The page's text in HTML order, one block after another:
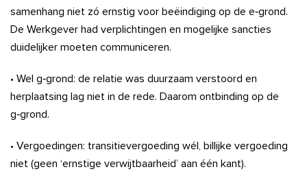
samenhang niet zó ernstig voor beëindiging op de e‑grond.
De Werkgever had verplichtingen en mogelijke sancties
duidelijker moeten communiceren.
• Wel g‑grond: de relatie was duurzaam verstoord en
herplaatsing lag niet in de rede. Daarom ontbinding op de
g‑grond.
• Vergoedingen: transitievergoeding wél, billijke vergoeding
niet (geen ‘ernstige verwijtbaarheid’ aan één kant).